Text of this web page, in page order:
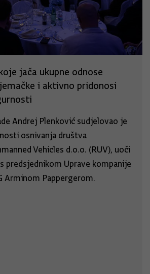
jača ukupne odnose
i aktivno pridonosi
Andrej Plenković sudjelovao je
osnivanja društva
Vehicles d.o.o. (RUV), uoči
predsjednikom Uprave kompanije
Arminom Pappergerom.